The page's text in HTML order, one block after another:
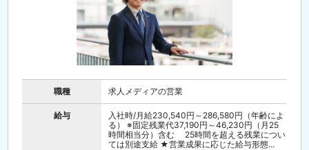
職種 求人メディアの営業
給与
入社時/月給230,540円～286,580円（年齢によ
る） ※固定残業代37,190円～46,230円（月25
時間相当分）含む 25時間を超える残業につい
ては別途支給 ★営業成果に応じた給与形態...